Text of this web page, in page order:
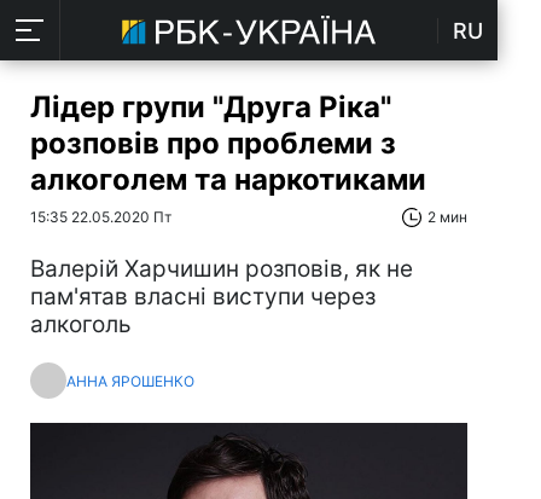
RU
Лідер групи "Друга Ріка"
розповів про проблеми з
алкоголем та наркотиками
15:35 22.05.2020 Пт 2 мин
Валерій Харчишин розповів, як не
пам'ятав власні виступи через
алкоголь
АННА ЯРОШЕНКО